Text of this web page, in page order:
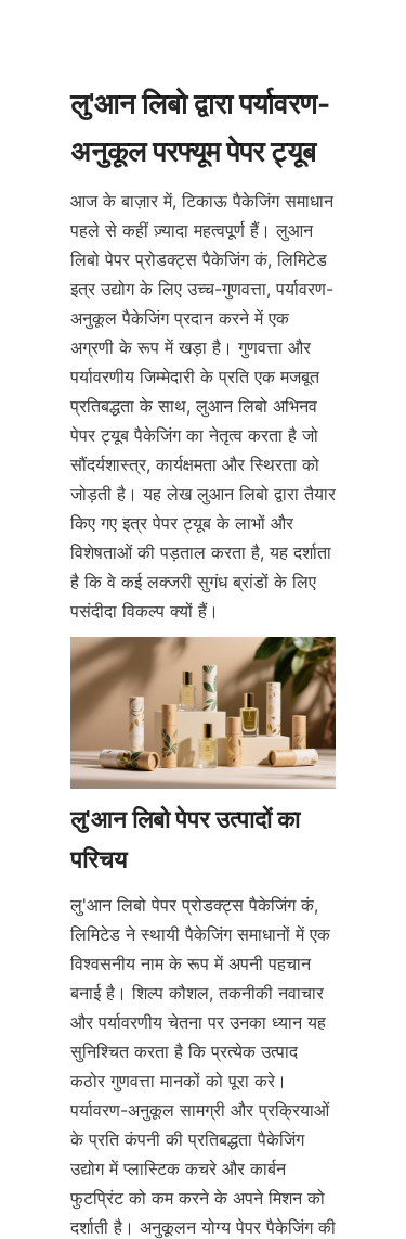
लु'आन लिबो द्वारा पर्यावरण-
आज के बाज़ार में, टिकाऊ पैकेजिंग समाधान
पहले से कहीं ज़्यादा महत्वपूर्ण हैं। लुआन
लिबो पेपर प्रोडक्ट्स पैकेजिंग कं, लिमिटेड
इत्र उद्योग के लिए उच्च-गुणवत्ता, पर्यावरण-
अनुकूल पैकेजिंग प्रदान करने में एक
अग्रणी के रूप में खड़ा है। गुणवत्ता और
पर्यावरणीय जिम्मेदारी के प्रति एक मजबूत
प्रतिबद्धता के साथ, लुआन लिबो अभिनव
पेपर ट्यूब पैकेजिंग का नेतृत्व करता है जो
सौंदर्यशास्त्र, कार्यक्षमता और स्थिरता को
जोड़ती है। यह लेख लुआन लिबो द्वारा तैयार
किए गए इत्र पेपर ट्यूब के लाभों और
विशेषताओं की पड़ताल करता है, यह दर्शाता
है कि वे कई लक्जरी सुगंध ब्रांडों के लिए
पसंदीदा विकल्प क्यों हैं।
लु'आन लिबो पेपर उत्पादों का
लु'आन लिबो पेपर प्रोडक्ट्स पैकेजिंग कं,
लिमिटेड ने स्थायी पैकेजिंग समाधानों में एक
विश्वसनीय नाम के रूप में अपनी पहचान
बनाई है। शिल्प कौशल, तकनीकी नवाचार
और पर्यावरणीय चेतना पर उनका ध्यान यह
सुनिश्चित करता है कि प्रत्येक उत्पाद
कठोर गुणवत्ता मानकों को पूरा करे।
पर्यावरण-अनुकूल सामग्री और प्रक्रियाओं
के प्रति कंपनी की प्रतिबद्धता पैकेजिंग
उद्योग में प्लास्टिक कचरे और कार्बन
फुटप्रिंट को कम करने के अपने मिशन को
दर्शाती है। अनुकूलन योग्य पेपर पैकेजिंग की